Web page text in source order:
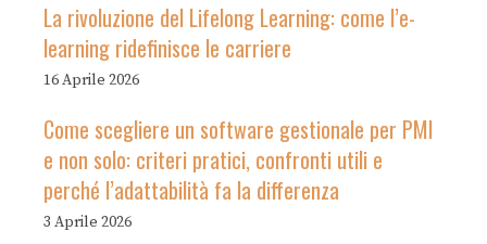
La rivoluzione del Lifelong Learning: come l’e-
learning ridefinisce le carriere
16 Aprile 2026
Come scegliere un software gestionale per PMI
e non solo: criteri pratici, confronti utili e
perché l’adattabilità fa la differenza
3 Aprile 2026